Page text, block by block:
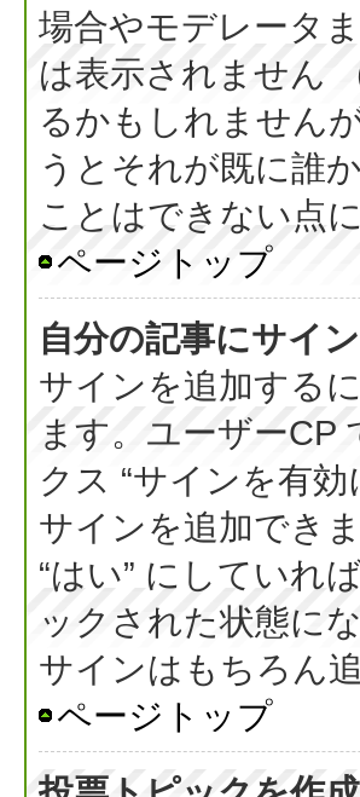
場合やモデレータ
は表示されません
るかもしれません
うとそれが既に誰
ことはできない点
ページトップ
自分の記事にサイ
サインを追加する
ます。ユーザーCP
クス “サインを有
サインを追加でき
“はい” にしていれ
ックされた状態に
サインはもちろん
ページトップ